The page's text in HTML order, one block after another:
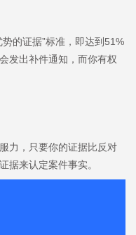
的证据”标准，即达到51%
发出补件通知，而你有权
，只要你的证据比反对
据来认定案件事实。